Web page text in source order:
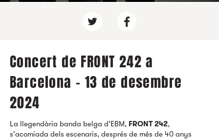
Concert de FRONT 242 a
Barcelona - 13 de desembre
2024
La llegendària banda belga d'EBM, FRONT 242,
s'acomiada dels escenaris, després de més de 40 anys